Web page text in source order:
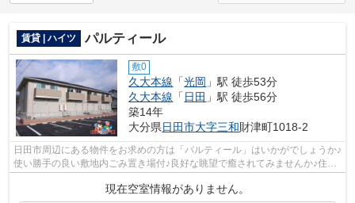
賃貸 | ハイツ パルティール
敷0
久大本線 「光岡 」駅 徒歩53分
久大本線 「 日田 」駅 徒歩56分
築14年
大分県日田市大字三和財津町1018-2
日田市周辺にある物件をお求めの方は「パルティール」はいかがでしょうか♪
使い勝手の良い敷地内ごみ置き場付♪良好な眺望で癒されてみませんか♪住環
境がよく通風良好で日も入る物件をご...
現在空室情報がありません。